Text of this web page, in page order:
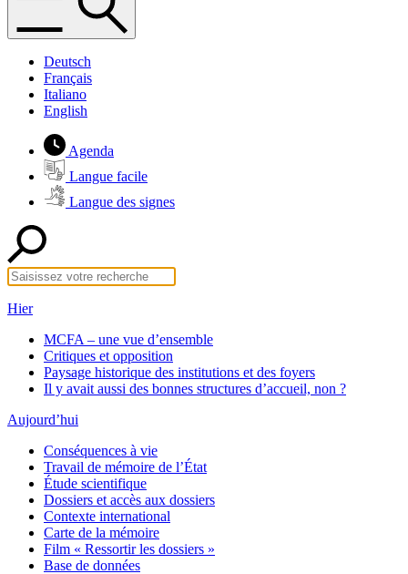
Deutsch
Français
Italiano
English
Agenda
Langue facile
Langue des signes
Hier
MCFA – une vue d’ensemble
Critiques et opposition
Paysage historique des institutions et des foyers
Il y avait aussi des bonnes structures d’accueil, non ?
Aujourd’hui
Conséquences à vie
Travail de mémoire de l’État
Étude scientifique
Dossiers et accès aux dossiers
Contexte international
Carte de la mémoire
Film « Ressortir les dossiers »
Base de données